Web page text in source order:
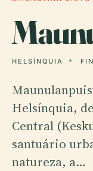
HELSÍNQUIA
Helsínquia,
Central
santuário
natureza, a…